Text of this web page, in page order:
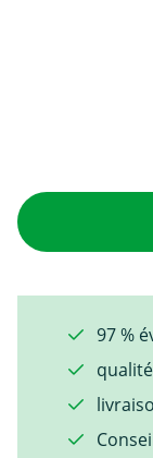
97 %